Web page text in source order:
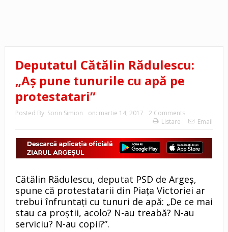
Deputatul Cătălin Rădulescu:
„Aş pune tunurile cu apă pe
protestatari”
Posted By: Sorin Simion on: martie 14, 2017
2 Comments
Listare
Email
Cătălin Rădulescu, deputat PSD de Argeş,
spune că protestatarii din Piaţa Victoriei ar
trebui înfruntaţi cu tunuri de apă: „De ce mai
stau ca proştii, acolo? N-au treabă? N-au
serviciu? N-au copii?”.